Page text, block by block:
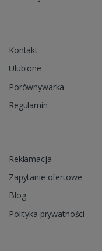
Kontakt
Ulubione
Porównywarka
Regulamin
Reklamacja
Zapytanie ofertowe
Blog
Polityka prywatności